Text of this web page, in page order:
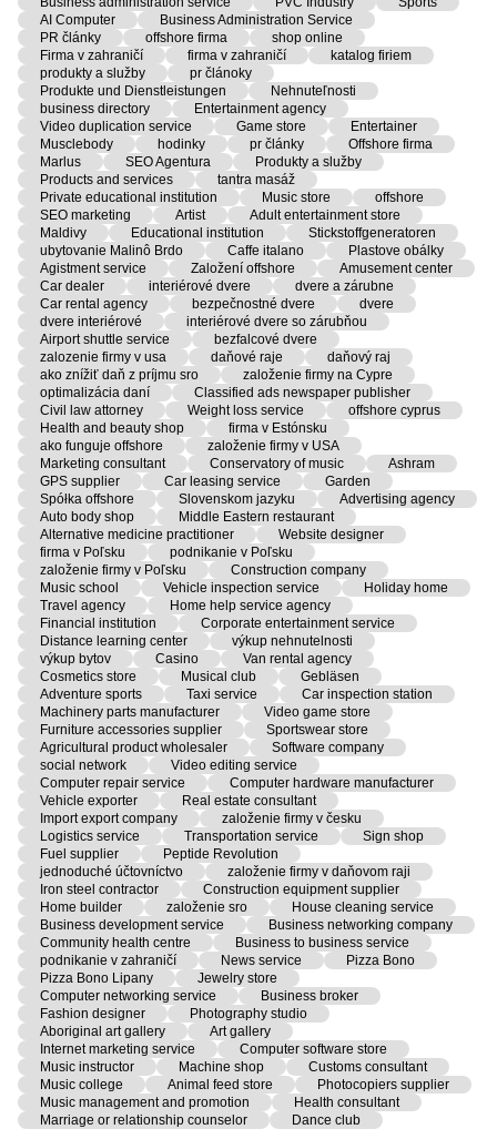
AI Computer
Business Administration Service
PR články
offshore firma
shop online
Firma v zahraničí
firma v zahraničí
katalog firiem
produkty a služby
pr článoky
Produkte und Dienstleistungen
Nehnuteľnosti
business directory
Entertainment agency
Video duplication service
Game store
Entertainer
Musclebody
hodinky pr články
Offshore firma
Marlus
SEO Agentura
Produkty a služby
Products and services
tantra masáž
Private educational institution
Music store
offshore
SEO marketing
Artist
Adult entertainment store
Maldivy
Educational institution
Stickstoffgeneratoren
ubytovanie Malinô Brdo
Caffe italano
Plastove obálky
Agistment service
Založení offshore
Amusement center
Car dealer
interiérové dvere
dvere a zárubne
Car rental agency
bezpečnostné dvere
dvere
dvere interiérové
interiérové dvere so zárubňou
Airport shuttle service
bezfalcové dvere
zalozenie firmy v usa
daňové raje
daňový raj
ako znížiť daň z príjmu sro
založenie firmy na Cypre
optimalizácia daní
Classified ads newspaper publisher
Civil law attorney
Weight loss service
offshore cyprus
Health and beauty shop
firma v Estónsku
ako funguje offshore
založenie firmy v USA
Marketing consultant
Conservatory of music
Ashram
GPS supplier
Car leasing service
Garden
Spółka offshore
Slovenskom jazyku
Advertising agency
Auto body shop
Middle Eastern restaurant
Alternative medicine practitioner
Website designer
firma v Poľsku
podnikanie v Poľsku
založenie firmy v Poľsku
Construction company
Music school
Vehicle inspection service
Holiday home
Travel agency
Home help service agency
Financial institution
Corporate entertainment service
Distance learning center
výkup nehnutelnosti
výkup bytov
Casino
Van rental agency
Cosmetics store
Musical club
Gebläsen
Adventure sports
Taxi service
Car inspection station
Machinery parts manufacturer
Video game store
Furniture accessories supplier
Sportswear store
Agricultural product wholesaler
Software company
social network
Video editing service
Computer repair service
Computer hardware manufacturer
Vehicle exporter
Real estate consultant
Import export company
založenie firmy v česku
Logistics service
Transportation service
Sign shop
Fuel supplier
Peptide Revolution
jednoduché účtovníctvo
založenie firmy v daňovom raji
Iron steel contractor
Construction equipment supplier
Home builder
založenie sro
House cleaning service
Business development service
Business networking company
Community health centre
Business to business service
podnikanie v zahraničí
News service
Pizza Bono
Pizza Bono Lipany
Jewelry store
Computer networking service
Business broker
Fashion designer
Photography studio
Aboriginal art gallery
Art gallery
Internet marketing service
Computer software store
Music instructor
Machine shop
Customs consultant
Music college
Animal feed store
Photocopiers supplier
Music management and promotion
Health consultant
Marriage or relationship counselor
Dance club